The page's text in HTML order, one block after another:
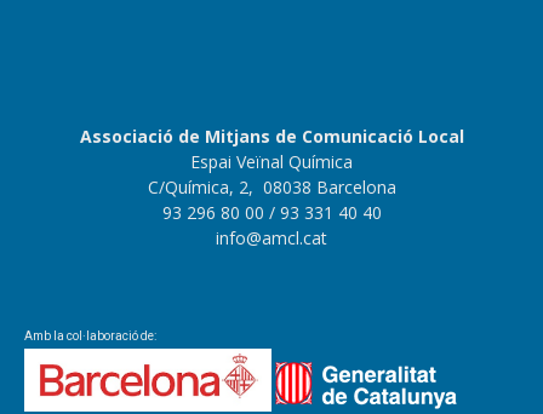
Associació de Mitjans de Comunicació Local
Espai Veïnal Química
C/Química, 2, 08038 Barcelona
93 296 80 00 / 93 331 40 40
info@amcl.cat
Amb la col·laboració de: